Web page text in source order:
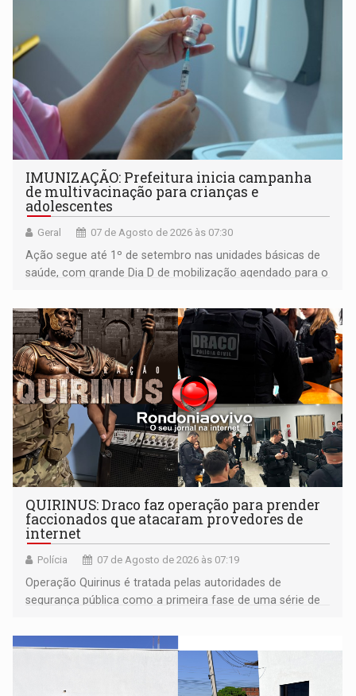
IMUNIZAÇÃO: Prefeitura inicia campanha
de multivacinação para crianças e
adolescentes
Geral 07 de Agosto de 2026 às 07:30
Ação segue até 1º de setembro nas unidades básicas de
saúde, com grande Dia D de mobilização agendado para o
QUIRINUS: Draco faz operação para prender
faccionados que atacaram provedores de
internet
Polícia 07 de Agosto de 2026 às 07:19
Operação Quirinus é tratada pelas autoridades de
segurança pública como a primeira fase de uma série de